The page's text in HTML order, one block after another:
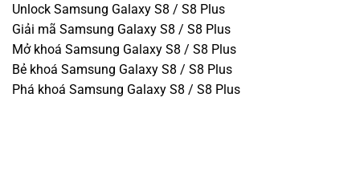
Unlock Samsung Galaxy S8 / S8 Plus
Giải mã Samsung Galaxy S8 / S8 Plus
Mở khoá Samsung Galaxy S8 / S8 Plus
Bẻ khoá Samsung Galaxy S8 / S8 Plus
Phá khoá Samsung Galaxy S8 / S8 Plus